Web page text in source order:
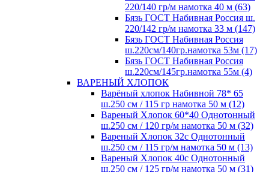
220/140 гр/м намотка 40 м (63)
Бязь ГОСТ Набивная Россия ш.
220/142 гр/м намотка 33 м (147)
Бязь ГОСТ Набивная Россия
ш.220см/140гр.намотка 53м (17)
Бязь ГОСТ Набивная Россия
ш.220см/145гр.намотка 55м (4)
ВАРЕНЫЙ ХЛОПОК
Варёный хлопок Набивной 78* 65
ш.250 см / 115 гр намотка 50 м (12)
Вареный Хлопок 60*40 Однотонный
ш.250 см / 120 гр/м намотка 50 м (32)
Вареный Хлопок 32с Однотонный
ш.250 см / 115 гр/м намотка 50 м (13)
Вареный Хлопок 40с Однотонный
ш.250 см / 125 гр/м намотка 50 м (31)